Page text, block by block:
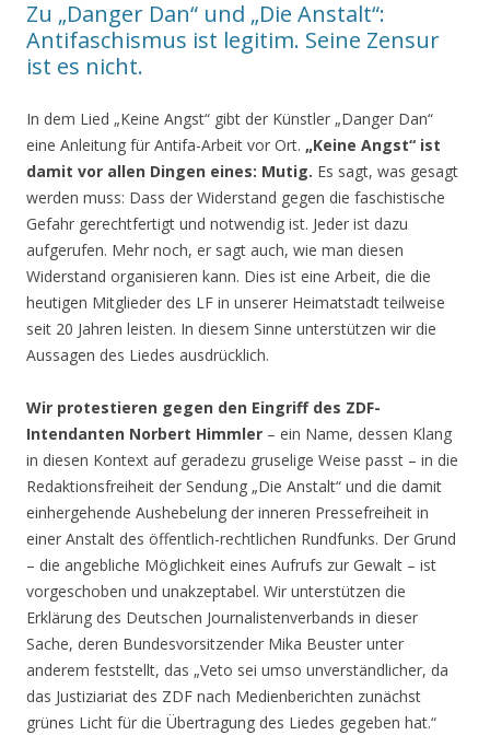
Zu „Danger Dan“ und „Die Anstalt“:
Antifaschismus ist legitim. Seine Zensur
ist es nicht.
In dem Lied „Keine Angst“ gibt der Künstler „Danger Dan“
eine Anleitung für Antifa-Arbeit vor Ort. „Keine Angst“ ist
damit vor allen Dingen eines: Mutig. Es sagt, was gesagt
werden muss: Dass der Widerstand gegen die faschistische
Gefahr gerechtfertigt und notwendig ist. Jeder ist dazu
aufgerufen. Mehr noch, er sagt auch, wie man diesen
Widerstand organisieren kann. Dies ist eine Arbeit, die die
heutigen Mitglieder des LF in unserer Heimatstadt teilweise
seit 20 Jahren leisten. In diesem Sinne unterstützen wir die
Aussagen des Liedes ausdrücklich.
Wir protestieren gegen den Eingriff des ZDF-
Intendanten Norbert Himmler – ein Name, dessen Klang
in diesen Kontext auf geradezu gruselige Weise passt – in die
Redaktionsfreiheit der Sendung „Die Anstalt“ und die damit
einhergehende Aushebelung der inneren Pressefreiheit in
einer Anstalt des öffentlich-rechtlichen Rundfunks. Der Grund
– die angebliche Möglichkeit eines Aufrufs zur Gewalt – ist
vorgeschoben und unakzeptabel. Wir unterstützen die
Erklärung des Deutschen Journalistenverbands in dieser
Sache, deren Bundesvorsitzender Mika Beuster unter
anderem feststellt, das „Veto sei umso unverständlicher, da
das Justiziariat des ZDF nach Medienberichten zunächst
grünes Licht für die Übertragung des Liedes gegeben hat.“